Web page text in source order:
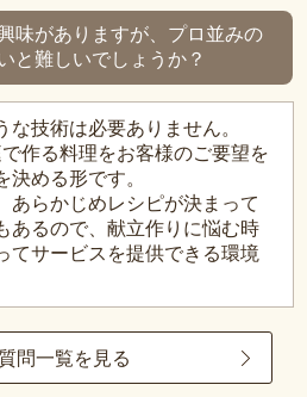
味がありますが、プロ並みの
と難しいでしょうか？
な技術は必要ありません。
作る料理をお客様のご要望を
める形です。
あらかじめレシピが決まって
あるので、献立作りに悩む時
てサービスを提供できる環境
問一覧を見る